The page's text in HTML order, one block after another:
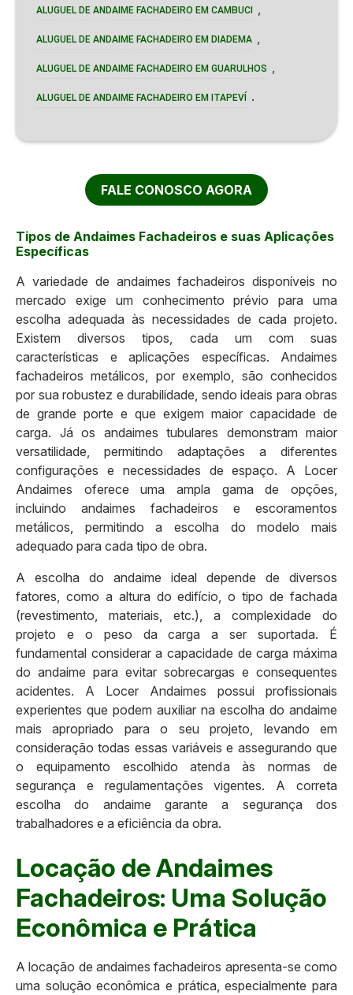
ALUGUEL DE ANDAIME FACHADEIRO EM CAMBUCI
ALUGUEL DE ANDAIME FACHADEIRO EM DIADEMA
ALUGUEL DE ANDAIME FACHADEIRO EM GUARULHOS
ALUGUEL DE ANDAIME FACHADEIRO EM ITAPEVÍ .
FALE CONOSCO AGORA
Tipos de Andaimes Fachadeiros e suas Aplicações
Específicas
A variedade de andaimes fachadeiros disponíveis no
mercado exige um conhecimento prévio para uma
escolha adequada às necessidades de cada projeto.
Existem diversos tipos, cada um com suas
características e aplicações específicas. Andaimes
fachadeiros metálicos, por exemplo, são conhecidos
por sua robustez e durabilidade, sendo ideais para obras
de grande porte e que exigem maior capacidade de
carga. Já os andaimes tubulares demonstram maior
versatilidade, permitindo adaptações a diferentes
configurações e necessidades de espaço. A Locer
Andaimes oferece uma ampla gama de opções,
incluindo andaimes fachadeiros e escoramentos
metálicos, permitindo a escolha do modelo mais
adequado para cada tipo de obra.
A escolha do andaime ideal depende de diversos
fatores, como a altura do edifício, o tipo de fachada
(revestimento, materiais, etc.), a complexidade do
projeto e o peso da carga a ser suportada. É
fundamental considerar a capacidade de carga máxima
do andaime para evitar sobrecargas e consequentes
acidentes. A Locer Andaimes possui profissionais
experientes que podem auxiliar na escolha do andaime
mais apropriado para o seu projeto, levando em
consideração todas essas variáveis e assegurando que
o equipamento escolhido atenda às normas de
segurança e regulamentações vigentes. A correta
escolha do andaime garante a segurança dos
trabalhadores e a eficiência da obra.
Locação de Andaimes
Fachadeiros: Uma Solução
Econômica e Prática
A locação de andaimes fachadeiros apresenta-se como
uma solução econômica e prática, especialmente para